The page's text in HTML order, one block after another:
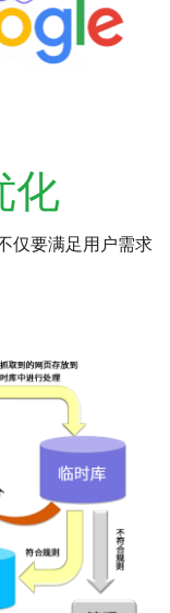
化
仅要满足用户需求